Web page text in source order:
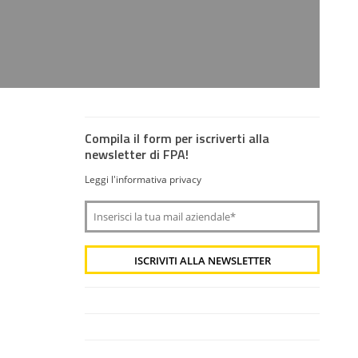
Compila il form per iscriverti alla
newsletter di FPA!
Leggi l'informativa privacy